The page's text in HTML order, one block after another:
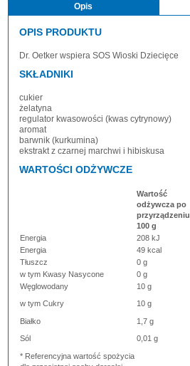
Opis
OPIS PRODUKTU
Dr. Oetker wspiera SOS Wioski Dziecięce
SKŁADNIKI
cukier
żelatyna
regulator kwasowości (kwas cytrynowy)
aromat
barwnik (kurkumina)
ekstrakt z czarnej marchwi i hibiskusa
WARTOŚCI ODŻYWCZE
Wartość
odżywcza po
przyrządzeniu
100 g
Energia 208 kJ
Energia
49 kcal
Tłuszcz
0 g
w tym Kwasy Nasycone
0 g
Węglowodany
10 g
w tym Cukry
10 g
Białko
1,7 g
Sól
0,01 g
* Referencyjna wartość spożycia